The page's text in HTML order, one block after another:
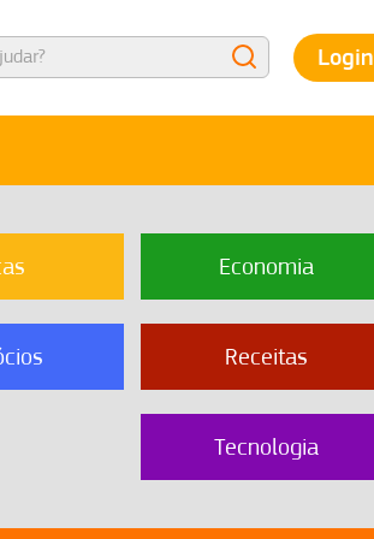
Login
Economia
Receitas
Tecnologia